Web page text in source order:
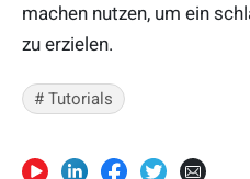
machen nutzen, um ein
zu erzielen.
# Tutorials